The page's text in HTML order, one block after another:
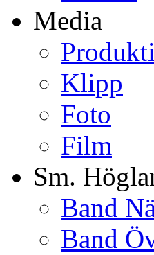
Media
Klipp
Foto
Film
Sm.
Band
Band